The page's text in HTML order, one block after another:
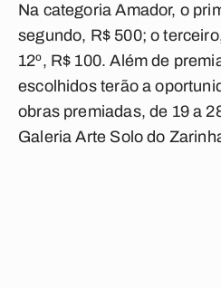
Na categoria Amador, o
segundo, R$ 500; o
12º, R$ 100. Além de
escolhidos terão a
obras premiadas, de 19 a
Galeria Arte Solo do